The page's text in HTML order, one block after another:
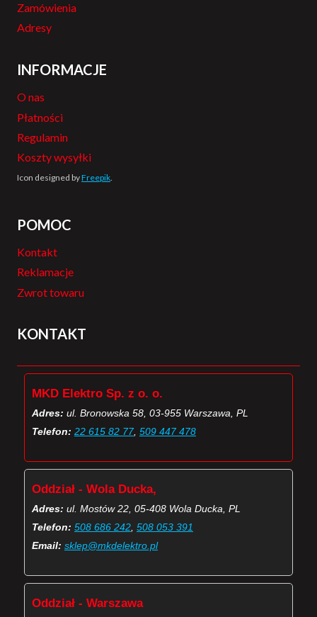
Zamówienia
Adresy
INFORMACJE
O nas
Płatności
Regulamin
Koszty wysyłki
Icon designed byFreepik
POMOC
Kontakt
Reklamacje
Zwrot towaru
KONTAKT
MKD Elektro Sp. z o. o.
Adres: ul. Bronowska 58, 03-955 Warszawa, PL
Telefon: 22 615 82 77, 509 447 478
Oddział - Wola Ducka,
Adres: ul. Mostów 22, 05-408 Wola Ducka, PL
Telefon: 508 686 242 508 053 391
Email: sklep@mkdelektro.pl
Oddział - Warszawa